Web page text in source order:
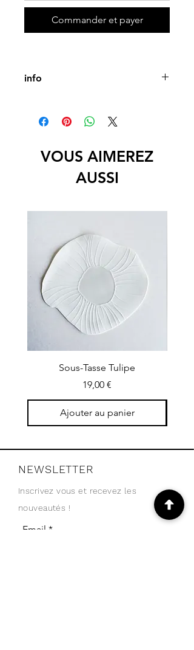
Commander et payer
info
Biscuit de porcelaine "Pastilles" avec
support electrique bois
VOUS AIMEREZ
AUSSI
Sous-Tasse Tulipe
Prix
19,00 €
Ajouter au panier
NEWSLETTER
Inscrivez vous et recevez les
nouveautés !
Email